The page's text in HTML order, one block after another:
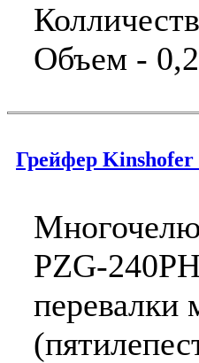
Объем -
Грейфер Kinshofer
PZG-
перевалки